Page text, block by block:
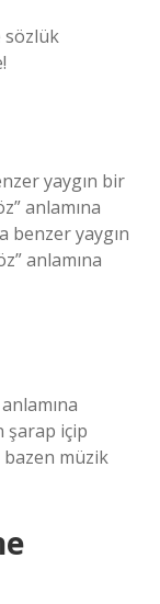
sözlük
yaygın bir
anlamına
benzer yaygın
anlamına
şarap içip
müzik